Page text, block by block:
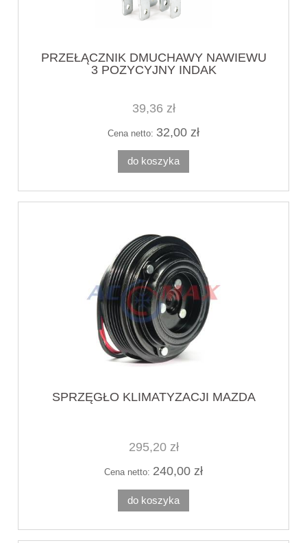
PRZEŁĄCZNIK DMUCHAWY NAWIEWU
3 POZYCYJNY INDAK
39,36 zł
Cena netto: 32,00 zł
do koszyka
SPRZĘGŁO KLIMATYZACJI MAZDA
295,20 zł
Cena netto: 240,00 zł
do koszyka